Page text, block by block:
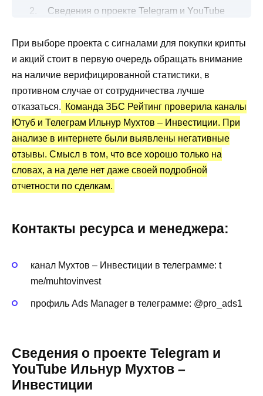
Сведения о проекте Telegram и YouTube
Все о торговых сигналах от трейдера
Канал Telegram и YouTube Мухтов –
Инвестиции: статистика и отзывы
Преимущества и недостатки
При выборе проекта с сигналами для покупки крипты
и акций стоит в первую очередь обращать внимание
на наличие верифицированной статистики, в
противном случае от сотрудничества лучше
отказаться. Команда ЗБС Рейтинг проверила каналы
Ютуб и Телеграм Ильнур Мухтов – Инвестиции. При
анализе в интернете были выявлены негативные
отзывы. Смысл в том, что все хорошо только на
словах, а на деле нет даже своей подробной
отчетности по сделкам.
Контакты ресурса и менеджера:
канал Мухтов – Инвестиции в телеграмме: t
me/muhtovinvest
профиль Ads Manager в телеграмме: @pro_ads1
Сведения о проекте Telegram и
YouTube Ильнур Мухтов –
Инвестиции